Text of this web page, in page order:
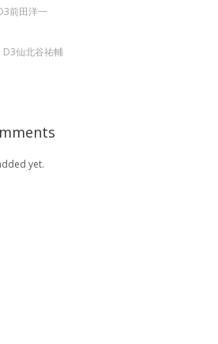
前田洋一
D3仙北谷祐輔
yet.